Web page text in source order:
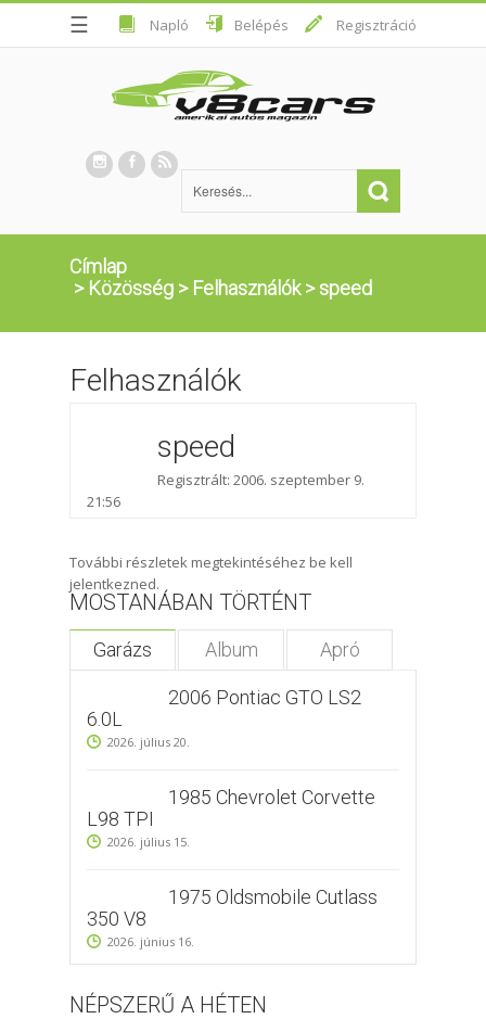
☰ Napló Belépés Regisztráció
Címlap
> Közösség > Felhasználók>speed
Felhasználók
speed
Regisztrált: 2006. szeptember 9.
21:56
További részletek megtekintéséhez be kell
jelentkezned.
MOSTANÁBAN TÖRTÉNT
Garázs Album Apró
2006 Pontiac GTO LS2
6.0L
2026. július 20.
1985 Chevrolet Corvette
L98 TPI
2026. július 15.
1975 Oldsmobile Cutlass
350 V8
2026. június 16.
NÉPSZERŰ A HÉTEN